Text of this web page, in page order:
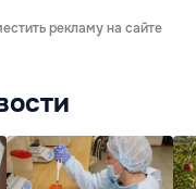
рекламу на сайте